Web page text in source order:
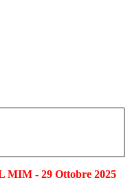
MIM - 29 Ottobre 2025